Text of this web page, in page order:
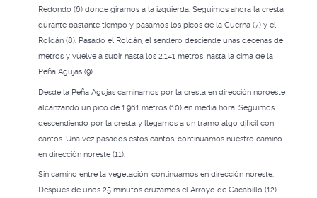
Redondo (6) donde giramos a la izquierda. Seguimos ahora la cresta
durante bastante tiempo y pasamos los picos de la Cuerna (7) y el
Roldán (8). Pasado el Roldán, el sendero desciende unas decenas de
metros y vuelve a subir hasta los 2.141 metros, hasta la cima de la
Peña Agujas (9).
Desde la Peña Agujas caminamos por la cresta en dirección noroeste,
alcanzando un pico de 1.961 metros (10) en media hora. Seguimos
descendiendo por la cresta y llegamos a un tramo algo difícil con
cantos. Una vez pasados ​​estos cantos, continuamos nuestro camino
en dirección noreste (11).
Sin camino entre la vegetación, continuamos en dirección noreste.
Después de unos 25 minutos cruzamos el Arroyo de Cacabillo (12).